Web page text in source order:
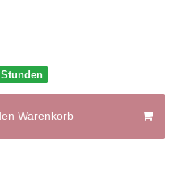
Warenkorb